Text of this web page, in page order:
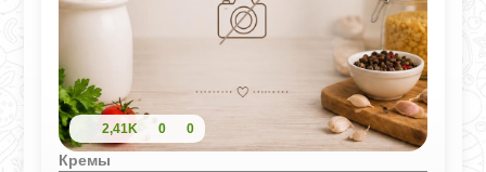
2,41K 0 0
Кремы